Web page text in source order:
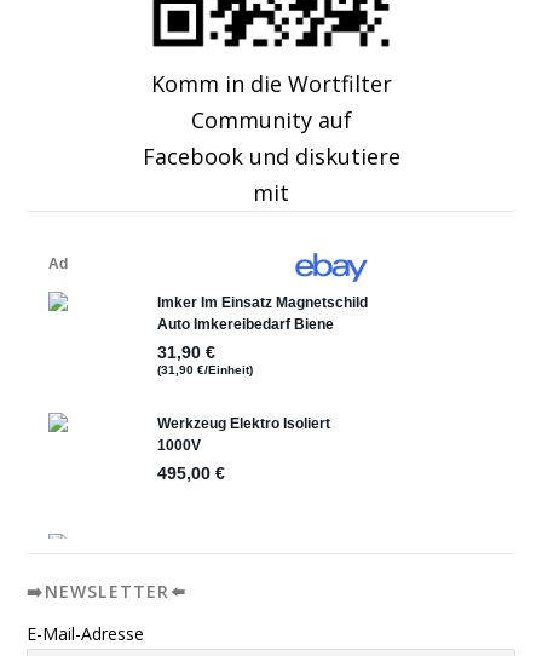
Komm in die Wortfilter
Community auf
Facebook und diskutiere
mit
➡️NEWSLETTER⬅️
E-Mail-Adresse